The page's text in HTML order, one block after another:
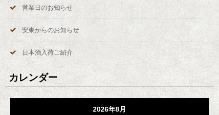
営業日のお知らせ
安東からのお知らせ
日本酒入荷ご紹介
カレンダー
2026年8月